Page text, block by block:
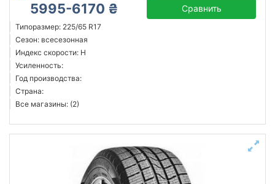
5995-6170 ₴ Сравнить
Типоразмер: 225/65 R17
Сезон: всесезонная
Индекс скорости: H
Усиленность:
Год производства:
Страна:
Все магазины: (2)